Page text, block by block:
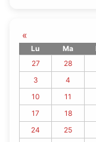
«
Lu Ma
27
28
3
4
10
11
17
18
24
25